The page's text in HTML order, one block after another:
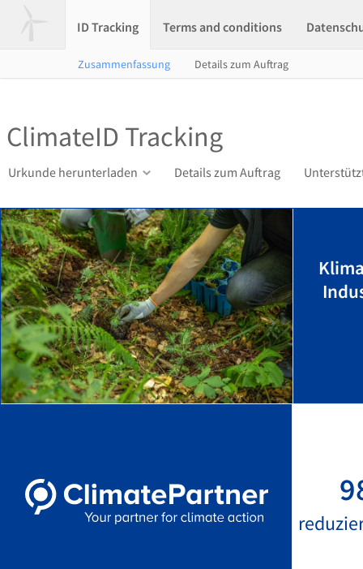
ID Tracking Terms and conditions
Zusammenfassung Details zum Auftrag
ClimateID Tracking
Urkunde herunterladen Details zum Auftrag